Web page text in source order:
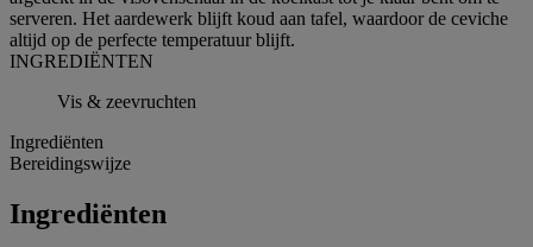
serveren. Het aardewerk blijft koud aan tafel, waardoor de ceviche
altijd op de perfecte temperatuur blijft.
INGREDIЁNTEN
Vis & zeevruchten
Ingrediёnten
Bereidingswijze
Ingrediёnten